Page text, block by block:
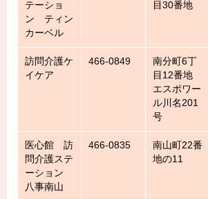
テーショ
ン ティン
カーベル
目30番地
訪問介護ケ
イケア
466-0849
南分町6丁
目12番地
エスポワー
ル川名201
号
医心館 訪
問介護ステ
ーション
八事南山
466-0835
南山町22番
地の11